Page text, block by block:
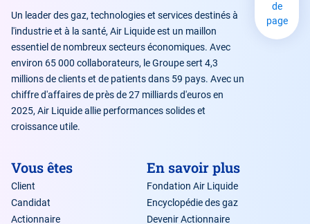
Un leader des gaz, technologies et services destinés à
l'industrie et à la santé, Air Liquide est un maillon
essentiel de nombreux secteurs économiques. Avec
environ 65 000 collaborateurs, le Groupe sert 4,3
millions de clients et de patients dans 59 pays. Avec un
chiffre d'affaires de près de 27 milliards d'euros en
2025, Air Liquide allie performances solides et
croissance utile.
Vous êtes
Client
Candidat
Actionnaire
En savoir plus
Fondation Air Liquide
Encyclopédie des gaz
Devenir Actionnaire
de
page